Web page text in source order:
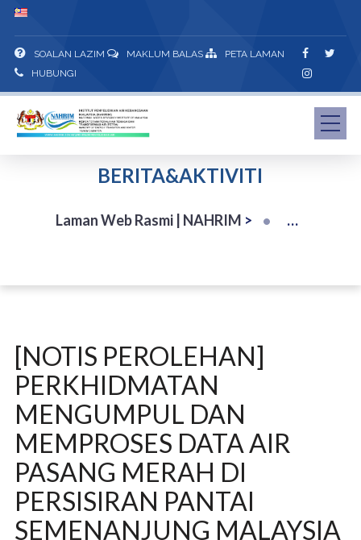
SOALAN LAZIM MAKLUM BALAS
PETA LAMAN
HUBUNGI
BERITA&AKTIVITI
Laman Web Rasmi | NAHRIM >
[NOTIS PEROLEHAN]
PERKHIDMATAN
MENGUMPUL DAN
MEMPROSES DATA AIR
PASANG MERAH DI
PERSISIRAN PANTAI
SEMENANJUNG MALAYSIA